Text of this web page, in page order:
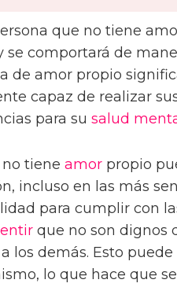
que no tiene
comportará de
de amor propio
capaz de realizar
para su salud
tiene amor propio
incluso en las más
para cumplir con
que no son dignos
los demás. Esto
lo que hace que